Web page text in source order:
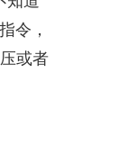
令，
或者